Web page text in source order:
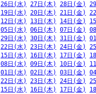
26日(水) 27日(木) 28日(金)
19日(水) 20日(木) 21日(金)
12日(水) 13日(木) 14日(金)
05日(水) 06日(木) 07日(金)
29日(水) 30日(木) 31日(金)
22日(水) 23日(木) 24日(金)
15日(水) 16日(木) 17日(金)
08日(水) 09日(木) 10日(金)
01日(水) 02日(木) 03日(金)
22日(水) 23日(木) 24日(金)
15日(水) 16日(木) 17日(金)